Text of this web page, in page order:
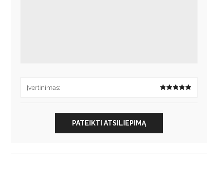
Įvertinimas:
PATEIKTI ATSILIEPIMĄ